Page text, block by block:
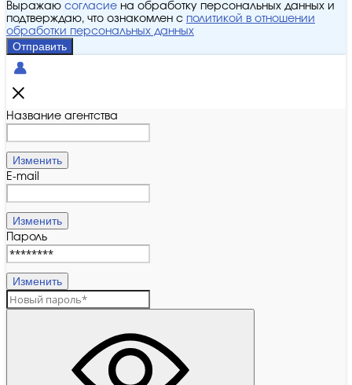
Выражаю согласие на обработку персональных данных и
подтверждаю, что ознакомлен с политикой в отношении
обработки персональных данных
Отправить
Название агентства
Изменить
E-mail
Изменить
Пароль
Изменить